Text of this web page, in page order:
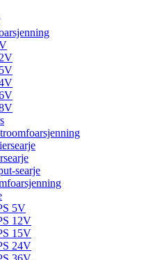
searje
5V
12V
15V
24V